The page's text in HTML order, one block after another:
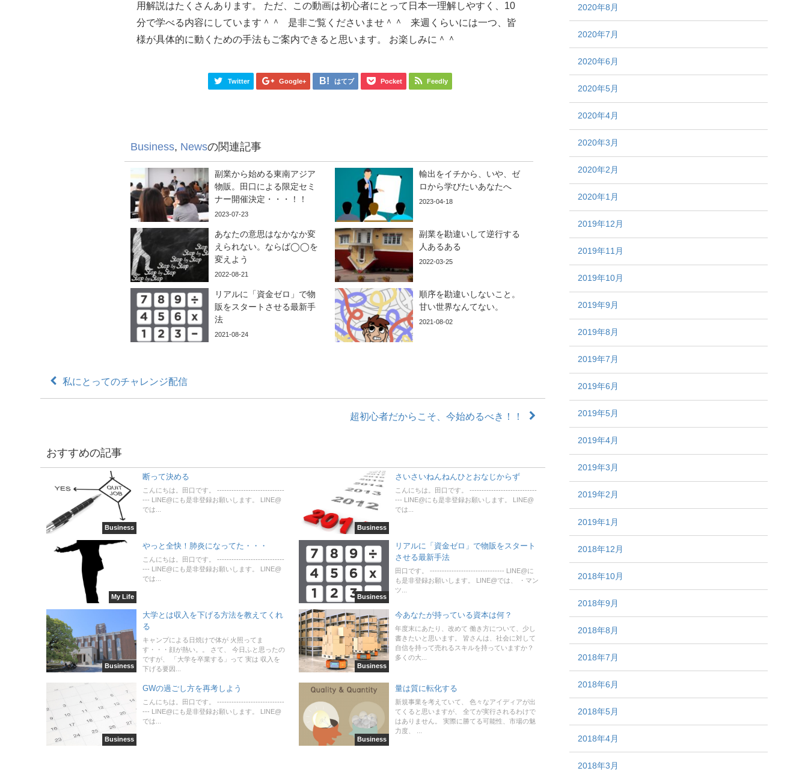
用解説はたくさんあります。 ただ、この動画は初心者にとって日本一理解しやすく、10
分で学べる内容にしています＾＾ 是非ご覧くださいませ＾＾ 来週くらいには一つ、皆
様が具体的に動くための手法もご案内できると思います。 お楽しみに＾＾
Twitter Google+ はてブ Pocket Feedly
Business, Newsの関連記事
副業から始める東南アジア
物販。田口による限定セミ
ナー開催決定・・・！！
2023-07-23
輸出をイチから、いや、ゼ
ロから学びたいあなたへ
2023-04-18
あなたの意思はなかなか変
えられない。ならば◯◯を
変えよう
2022-08-21
副業を勘違いして逆行する
人あるある
2022-03-25
リアルに「資金ゼロ」で物
販をスタートさせる最新手
法
2021-08-24
順序を勘違いしないこと。
甘い世界なんてない。
2021-08-02
私にとってのチャレンジ配信
超初心者だからこそ、今始めるべき！！
おすすめの記事
Business
断って決める
こんにちは。田口です。 ----------------------------
--- LINE@にも是非登録お願いします。 LINE@
では...
Business
さいさいねんねんひとおなじからず
こんにちは。田口です。 ----------------------------
--- LINE@にも是非登録お願いします。 LINE@
では...
My Life
やっと全快！肺炎になってた・・・
こんにちは。田口です。 ----------------------------
--- LINE@にも是非登録お願いします。 LINE@
では...
Business
リアルに「資金ゼロ」で物販をスタート
させる最新手法
田口です。 ------------------------------- LINE@に
も是非登録お願いします。 LINE@では、 ・マン
ツ...
Business
大学とは収入を下げる方法を教えてくれ
る
キャンプによる日焼けで体が 火照ってま
す・・・顔が熱い。。 さて、 今日ふと思ったの
ですが、 「大学を卒業する」って 実は 収入を
下げる要因...
Business
今あなたが持っている資本は何？
年度末にあたり、改めて 働き方について、少し
書きたいと思います。 皆さんは、社会に対して
自信を持って売れるスキルを持っていますか？
多くの大...
Business
GWの過ごし方を再考しよう
こんにちは。田口です。 ----------------------------
--- LINE@にも是非登録お願いします。 LINE@
では...
Business
量は質に転化する
新規事業を考えていて、 色々なアイディアが出
てくると思いますが、 全てが実行されるわけで
はありません。 実際に勝てる可能性、市場の魅
力度、 ...
2020年8月
2020年7月
2020年6月
2020年5月
2020年4月
2020年3月
2020年2月
2020年1月
2019年12月
2019年11月
2019年10月
2019年9月
2019年8月
2019年7月
2019年6月
2019年5月
2019年4月
2019年3月
2019年2月
2019年1月
2018年12月
2018年10月
2018年9月
2018年8月
2018年7月
2018年6月
2018年5月
2018年4月
2018年3月